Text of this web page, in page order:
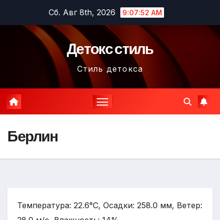
содержимому
Сб. Авг 8th, 2026 9:07:53 AM
Детокс стиль
Стиль детокса
Берлин
Температура: 22.6°C, Осадки: 258.0 мм, Ветер: